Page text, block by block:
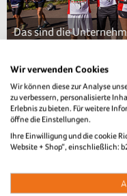
Das sind die
Nürnberg / News
Nürnberg
Wir verwenden Cookies
Wir können diese zur Analyse
zu verbessern, personalisierte
Erlebnis zu bieten. Für weitere
öffne die Einstellungen.
Ihre Einwilligung und die cookie
Website + Shop“, einschließlich: